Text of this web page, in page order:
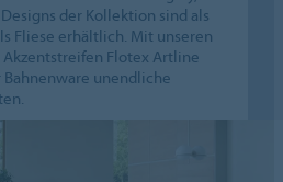
der Kollektion sind als
Fliese erhältlich. Mit unseren
Flotex Artline
unendliche